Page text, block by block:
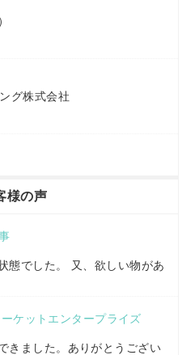
機械（旧ナカガワ農機商会）
グ株式会社
グ株式会社
様の声
態でした。 又、欲しい物があ
ケットエンタープライズ
きました。ありがとうござい